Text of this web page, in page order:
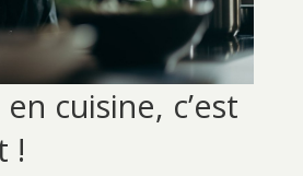
en cuisine, c’est
!